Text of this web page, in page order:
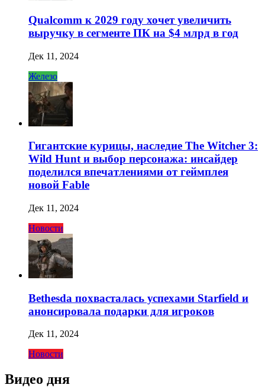
Qualcomm к 2029 году хочет увеличить
выручку в сегменте ПК на $4 млрд в год
Дек 11, 2024
Железо
Гигантские курицы, наследие The Witcher 3:
Wild Hunt и выбор персонажа: инсайдер
поделился впечатлениями от геймплея
новой Fable
Дек 11, 2024
Новости
Bethesda похвасталась успехами Starfield и
анонсировала подарки для игроков
Дек 11, 2024
Новости
Видео дня